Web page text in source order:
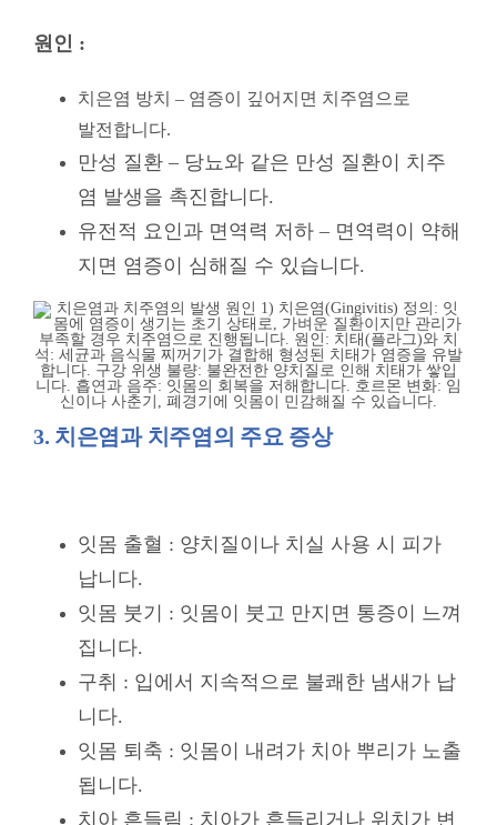
원인 :
치은염 방치 – 염증이 깊어지면 치주염으로
발전합니다.
만성 질환 – 당뇨와 같은 만성 질환이 치주
염 발생을 촉진합니다.
유전적 요인과 면역력 저하 – 면역력이 약해
지면 염증이 심해질 수 있습니다.
3. 치은염과 치주염의 주요 증상
잇몸 출혈 : 양치질이나 치실 사용 시 피가
납니다.
잇몸 붓기 : 잇몸이 붓고 만지면 통증이 느껴
집니다.
구취 : 입에서 지속적으로 불쾌한 냄새가 납
니다.
잇몸 퇴축 : 잇몸이 내려가 치아 뿌리가 노출
됩니다.
치아 흔들림 : 치아가 흔들리거나 위치가 변